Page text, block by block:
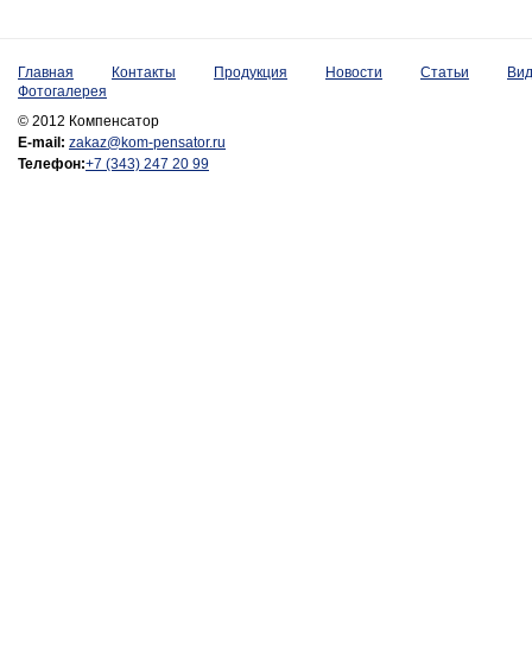
Главная Контакты Продукция Новости Статьи
Фотогалерея
© 2012 Компенсатор
E-mail: zakaz@kom-pensator.ru
Телефон:+7 (343) 247 20 99